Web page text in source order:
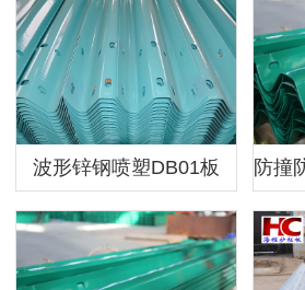
波形锌钢喷塑DB01板